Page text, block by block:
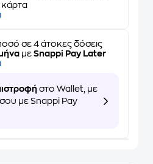
κάρτα
σε 4 άτοκες δόσεις
με Snappi Pay Later
στο Wallet, με
με Snappi Pay